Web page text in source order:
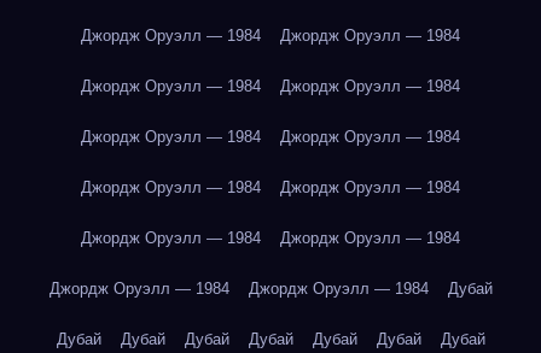
Джордж Оруэлл — 1984 Джордж Оруэлл — 1984
Джордж Оруэлл — 1984 Джордж Оруэлл — 1984
Джордж Оруэлл — 1984 Джордж Оруэлл — 1984
Джордж Оруэлл — 1984 Джордж Оруэлл — 1984
Джордж Оруэлл — 1984 Джордж Оруэлл — 1984
Джордж Оруэлл — 1984 Джордж Оруэлл — 1984 Дубай
Дубай Дубай Дубай Дубай Дубай Дубай Дубай